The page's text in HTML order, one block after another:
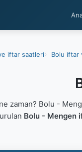
iftar saatleri Bolu iftar
ne zaman? Bolu -
Bolu - Mengen